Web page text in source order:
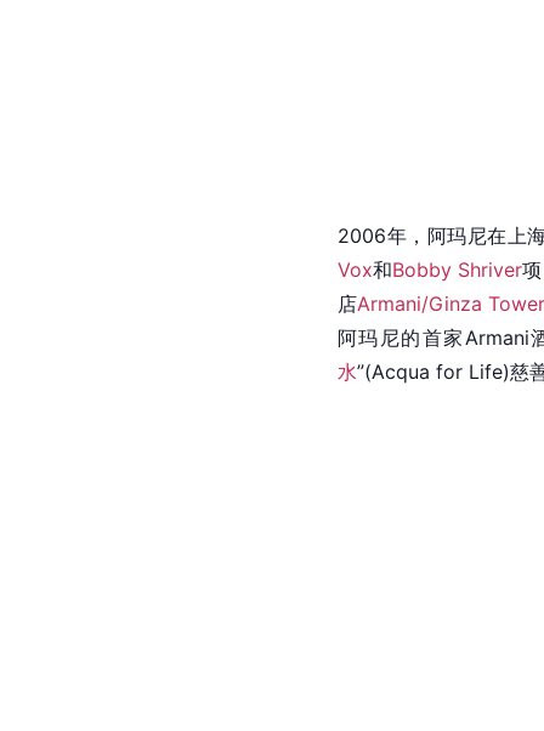
2006年，阿玛尼在上
Vox和Bobby Shriver
店Armani/Ginza
阿玛尼的首家Armani
水”(Acqua for Life)慈